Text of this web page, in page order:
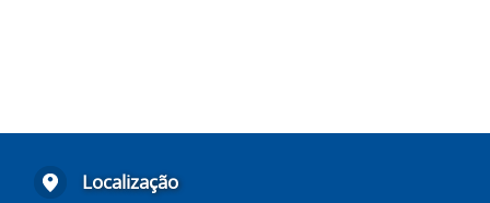
Localização